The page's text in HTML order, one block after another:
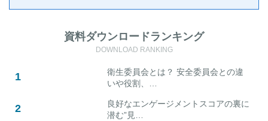
資料ダウンロードランキング
DOWNLOAD RANKING
衛生委員会とは？ 安全委員会との違
いや役割、…
良好なエンゲージメントスコアの裏に
潜む”見…